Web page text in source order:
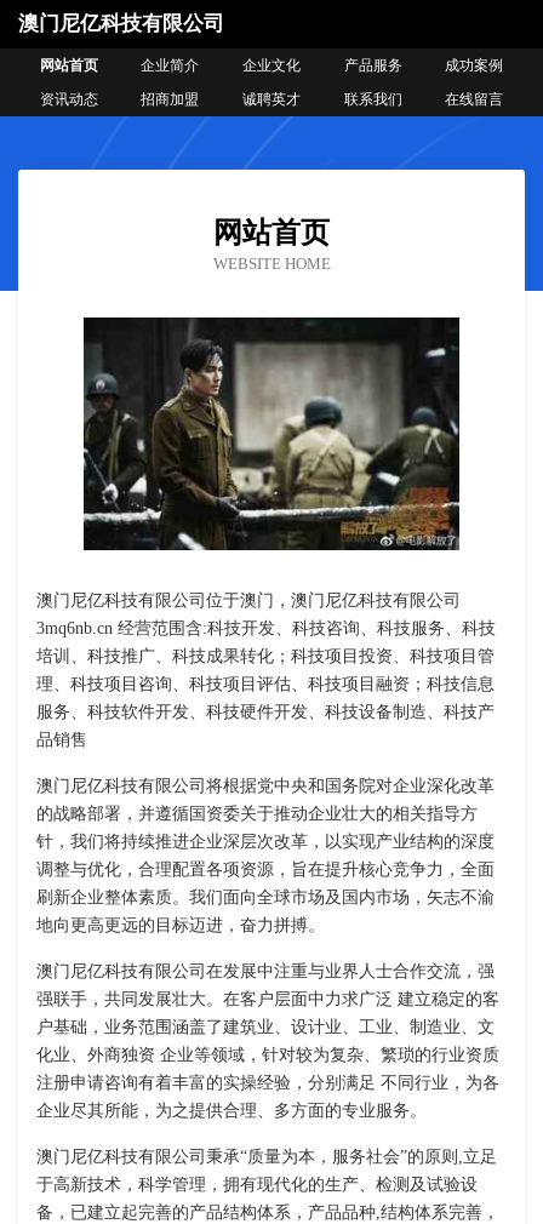
澳门尼亿科技有限公司
网站首页 企业简介 企业文化 产品服务
成功案例
资讯动态
招商加盟 诚聘英才 联系我们 在线留言
网站首页
WEBSITE HOME
澳门尼亿科技有限公司位于澳门，澳门尼亿科技有限公司
3mq6nb.cn 经营范围含:科技开发、科技咨询、科技服务、科技
培训、科技推广、科技成果转化；科技项目投资、科技项目管
理、科技项目咨询、科技项目评估、科技项目融资；科技信息
服务、科技软件开发、科技硬件开发、科技设备制造、科技产
品销售
澳门尼亿科技有限公司将根据党中央和国务院对企业深化改革
的战略部署，并遵循国资委关于推动企业壮大的相关指导方
针，我们将持续推进企业深层次改革，以实现产业结构的深度
调整与优化，合理配置各项资源，旨在提升核心竞争力，全面
刷新企业整体素质。我们面向全球市场及国内市场，矢志不渝
地向更高更远的目标迈进，奋力拼搏。
澳门尼亿科技有限公司在发展中注重与业界人士合作交流，强
强联手，共同发展壮大。在客户层面中力求广泛 建立稳定的客
户基础，业务范围涵盖了建筑业、设计业、工业、制造业、文
化业、外商独资 企业等领域，针对较为复杂、繁琐的行业资质
注册申请咨询有着丰富的实操经验，分别满足 不同行业，为各
企业尽其所能，为之提供合理、多方面的专业服务。
澳门尼亿科技有限公司秉承“质量为本，服务社会”的原则,立足
于高新技术，科学管理，拥有现代化的生产、检测及试验设
备，已建立起完善的产品结构体系，产品品种,结构体系完善，